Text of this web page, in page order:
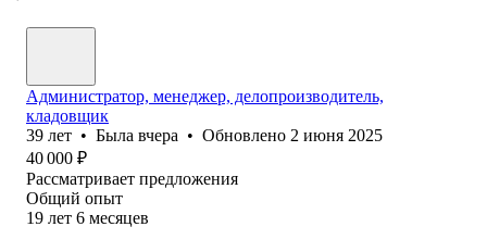
Администратор, менеджер, делопроизводитель,
кладовщик
39 лет • Была вчера • Обновлено 2 июня 2025
40 000 ₽
Рассматривает предложения
Общий опыт
19 лет 6 месяцев